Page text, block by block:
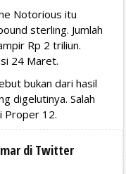
Notorious itu
sterling. Jumlah
Rp 2 triliun.
24 Maret.
bukan dari hasil
digelutinya. Salah
Proper 12.
di Twitter